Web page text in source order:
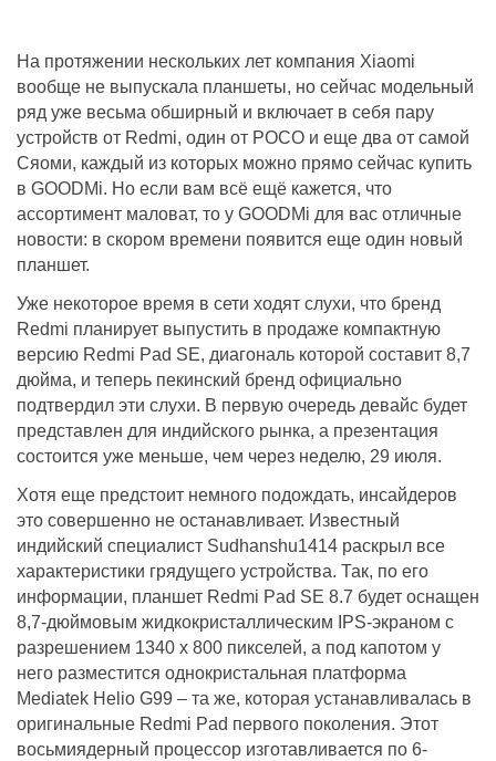
На протяжении нескольких лет компания Xiaomi
вообще не выпускала планшеты, но сейчас модельный
ряд уже весьма обширный и включает в себя пару
устройств от Redmi, один от POCO и еще два от самой
Сяоми, каждый из которых можно прямо сейчас купить
в GOODMi. Но если вам всё ещё кажется, что
ассортимент маловат, то у GOODMi для вас отличные
новости: в скором времени появится еще один новый
планшет.
Уже некоторое время в сети ходят слухи, что бренд
Redmi планирует выпустить в продаже компактную
версию Redmi Pad SE, диагональ которой составит 8,7
дюйма, и теперь пекинский бренд официально
подтвердил эти слухи. В первую очередь девайс будет
представлен для индийского рынка, а презентация
состоится уже меньше, чем через неделю, 29 июля.
Хотя еще предстоит немного подождать, инсайдеров
это совершенно не останавливает. Известный
индийский специалист Sudhanshu1414 раскрыл все
характеристики грядущего устройства. Так, по его
информации, планшет Redmi Pad SE 8.7 будет оснащен
8,7-дюймовым жидкокристаллическим IPS-экраном с
разрешением 1340 x 800 пикселей, а под капотом у
него разместится однокристальная платформа
Mediatek Helio G99 – та же, которая устанавливалась в
оригинальные Redmi Pad первого поколения. Этот
восьмиядерный процессор изготавливается по 6-